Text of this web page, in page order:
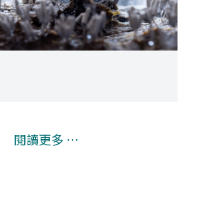
閱讀更多 ⋯